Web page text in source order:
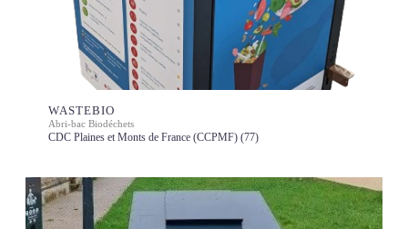
WASTEBIO
Abri-bac Biodéchets
CDC Plaines et Monts de France (CCPMF) (77)